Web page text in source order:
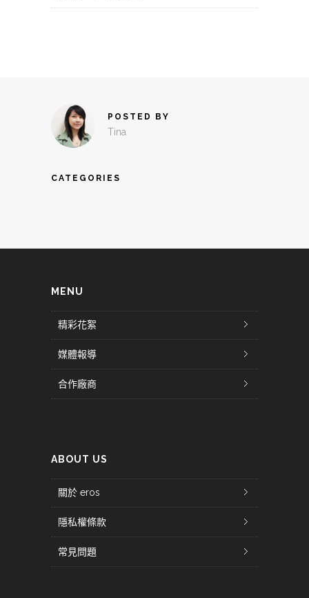
POSTED BY
Tina
CATEGORIES
MENU
精彩花絮
媒體報導
合作廠商
ABOUT US
關於 eros
隱私權條款
常見問題